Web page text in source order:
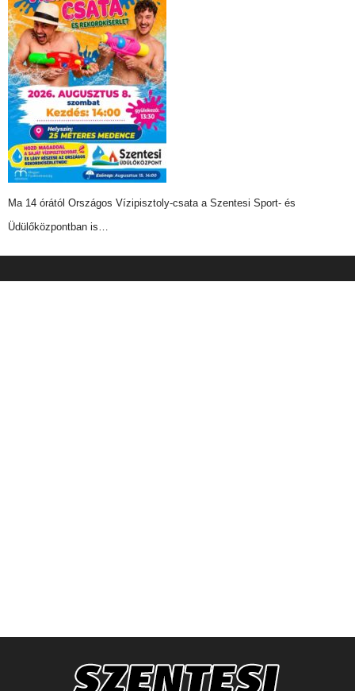
Ma 14 órától Országos Vízipisztoly-csata a Szentesi Sport- és
Üdülőközpontban is…